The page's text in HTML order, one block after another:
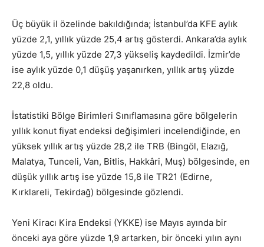
Üç büyük il özelinde bakıldığında; İstanbul’da KFE aylık
yüzde 2,1, yıllık yüzde 25,4 artış gösterdi. Ankara’da aylık
yüzde 1,5, yıllık yüzde 27,3 yükseliş kaydedildi. İzmir’de
ise aylık yüzde 0,1 düşüş yaşanırken, yıllık artış yüzde
22,8 oldu.
İstatistiki Bölge Birimleri Sınıflamasına göre bölgelerin
yıllık konut fiyat endeksi değişimleri incelendiğinde, en
yüksek yıllık artış yüzde 28,2 ile TRB (Bingöl, Elazığ,
Malatya, Tunceli, Van, Bitlis, Hakkâri, Muş) bölgesinde, en
düşük yıllık artış ise yüzde 15,8 ile TR21 (Edirne,
Kırklareli, Tekirdağ) bölgesinde gözlendi.
Yeni Kiracı Kira Endeksi (YKKE) ise Mayıs ayında bir
önceki aya göre yüzde 1,9 artarken, bir önceki yılın aynı